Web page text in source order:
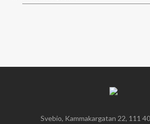
Svebio, Kammakargatan 22, 111